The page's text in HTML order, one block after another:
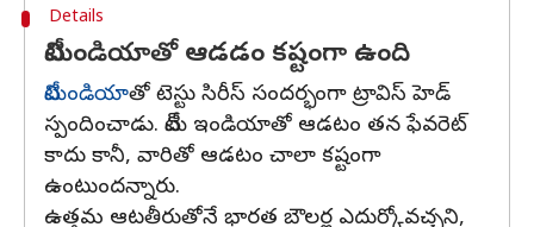
Details
టీమిండియాతో ఆడడం కష్టంగా ఉంది
టీమిండియాతో టెస్టు సిరీస్ సందర్భంగా ట్రావిస్ హెడ్
స్పందించాడు. టీమ్ ఇండియాతో ఆడటం తన ఫేవరెట్
కాదు కానీ, వారితో ఆడటం చాలా కష్టంగా
ఉంటుందన్నారు.
ఉత్తమ ఆటతీరుతోనే భారత బౌలర్ల ఎదుర్కోవచ్చని,